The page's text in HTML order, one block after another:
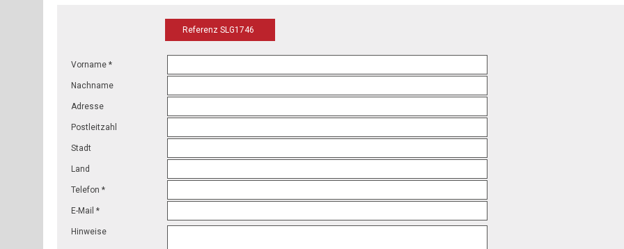
Referenz SLG1746
Vorname *
Nachname
Adresse
Postleitzahl
Stadt
Land
Telefon *
E-Mail *
Hinweise